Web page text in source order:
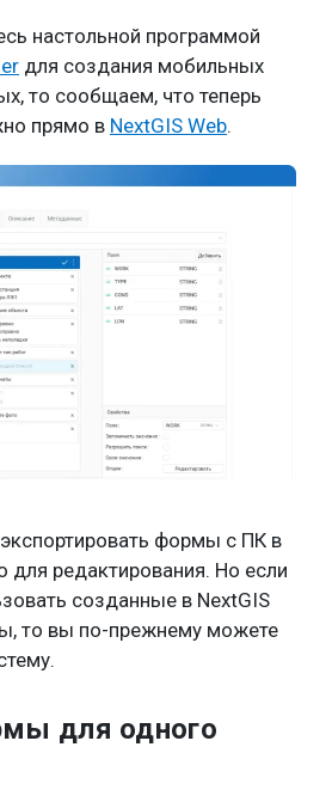
настольной программой
для создания мобильных
то сообщаем, что теперь
прямо в NextGIS Web.
формы с ПК в
для редактирования. Но если
созданные в NextGIS
то вы по-прежнему можете
для одного